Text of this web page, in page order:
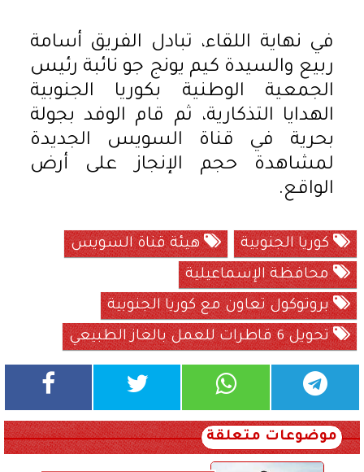
في نهاية اللقاء، تبادل الفريق أسامة
ربيع والسيدة كيم يونج جو نائبة رئيس
الجمعية الوطنية بكوريا الجنوبية
الهدايا التذكارية، ثم قام الوفد بجولة
بحرية في قناة السويس الجديدة
لمشاهدة حجم الإنجاز على أرض
الواقع.
كوريا الجنوبية
هيئة قناة السويس
محافظة الإسماعيلية
بروتوكول تعاون مع كوريا الجنوبية
تحويل 6 قاطرات للعمل بالغاز الطبيعي
موضوعات متعلقة